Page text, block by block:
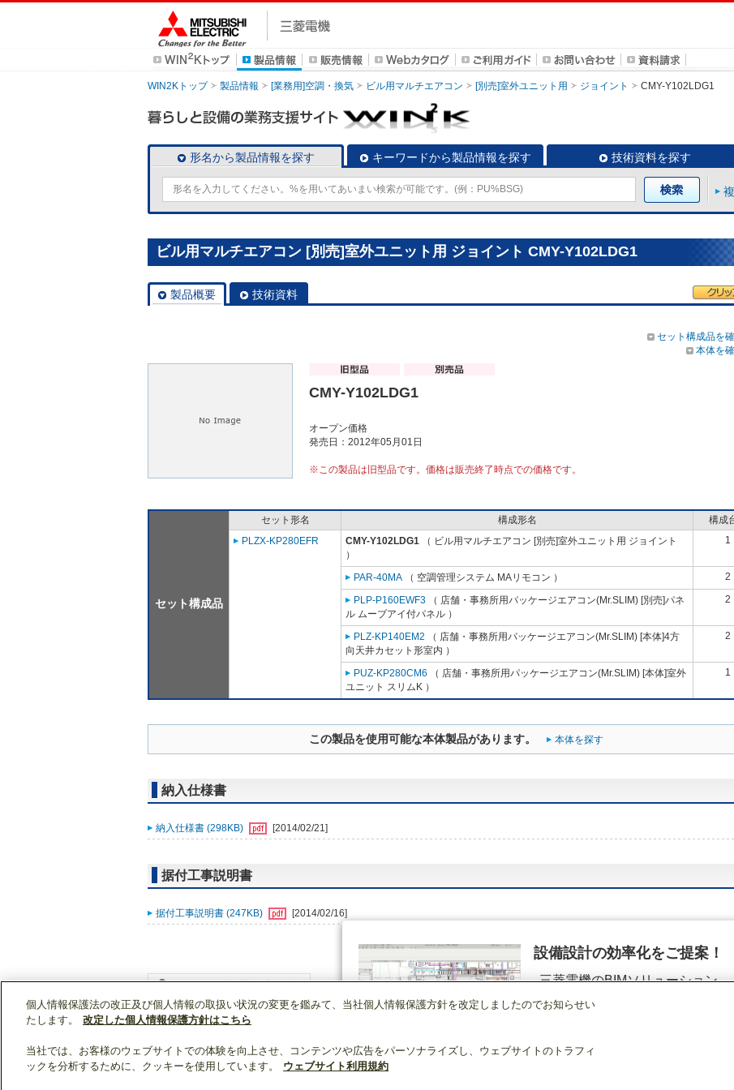
WIN2Kトップ 製品情報 [業務用]空調・換気 ビル用マルチエアコン [別売]室外ユニット用 ジョイント CMY-Y102LDG1
形名から製品情報を探す キーワードから製品情報を探す 技術資料を探す
ビル用マルチエアコン [別売]室外ユニット用 ジョイント CMY-Y102LDG1
製品概要 技術資料
セット構成品を
本体を
CMY-Y102LDG1
オープン価格
発売日：2012年05月01日
※この製品は旧型品です。価格は販売終了時点での価格です。
セット構成品
セット形名 構成形名
構成
PLZX-KP280EFR
CMY-Y102LDG1 （ ビル用マルチエアコン [別売]室外ユニット用 ジョイント
）
1
PAR-40MA （ 空調管理システム MAリモコン ） 2
PLP-P160EWF3 （ 店舗・事務所用パッケージエアコン(Mr.SLIM) [別売]パネ
ル ムーブアイ付パネル ）
2
PLZ-KP140EM2 （ 店舗・事務所用パッケージエアコン(Mr.SLIM) [本体]4方
向天井カセット形室内 ）
2
PUZ-KP280CM6 （ 店舗・事務所用パッケージエアコン(Mr.SLIM) [本体]室外
ユニット スリムK ）
1
この製品を使用可能な本体製品があります。 本体を探す
納入仕様書
納入仕様書 (298KB) [2014/02/21]
据付工事説明書
据付工事説明書 (247KB) [2014/02/16]
WIN2Kトップ 製品情報
設備設計の効率化をご提案！
三菱電機のBIMソリューション
（空調.換気.照明）
個人情報保護法の改正及び個人情報の取扱い状況の変更を鑑みて、当社個人情報保護方針を改定しましたのでお知らせい
たします。
改定した個人情報保護方針はこちら
当社では、お客様のウェブサイトでの体験を向上させ、コンテンツや広告をパーソナライズし、ウェブサイトのトラフィ
ックを分析するために、クッキーを使用しています。
ウェブサイト利用規約